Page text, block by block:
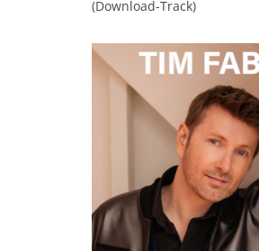
(Download-Track)